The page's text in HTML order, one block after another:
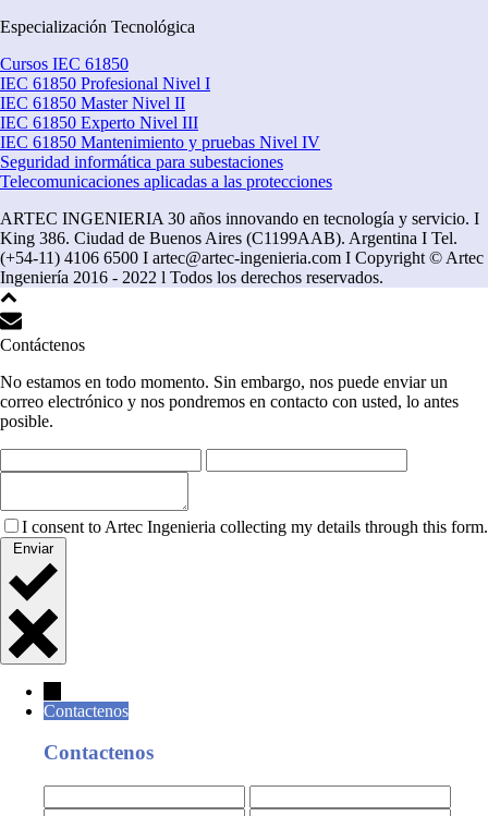
Especialización Tecnológica
Cursos IEC 61850
IEC 61850 Profesional Nivel I
IEC 61850 Master Nivel II
IEC 61850 Experto Nivel III
IEC 61850 Mantenimiento y pruebas Nivel IV
Seguridad informática para subestaciones
Telecomunicaciones aplicadas a las protecciones
ARTEC INGENIERIA 30 años innovando en tecnología y servicio. I
King 386. Ciudad de Buenos Aires (C1199AAB). Argentina I Tel.
(+54-11) 4106 6500 I artec@artec-ingenieria.com I Copyright © Artec
Ingeniería 2016 - 2022 l Todos los derechos reservados.
Contáctenos
No estamos en todo momento. Sin embargo, nos puede enviar un
correo electrónico y nos pondremos en contacto con usted, lo antes
posible.
I consent to Artec Ingenieria collecting my details through this form.
Enviar
Contactenos
Contactenos